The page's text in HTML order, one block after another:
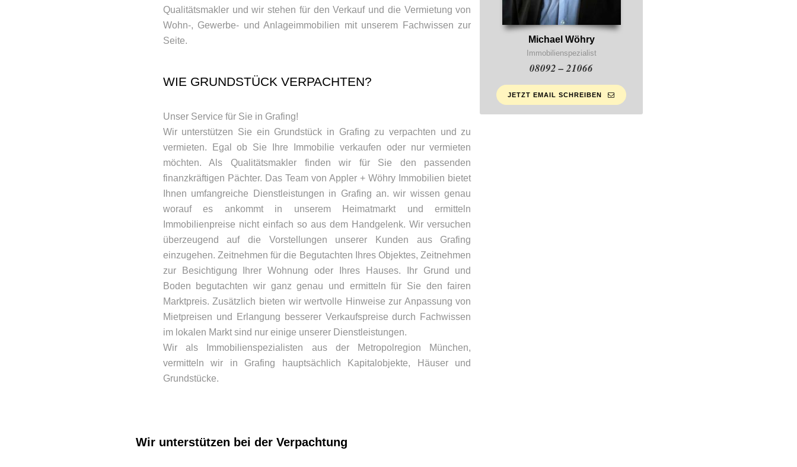
Qualitätsmakler und wir stehen für den Verkauf und die Vermietung von
Wohn-, Gewerbe- und Anlageimmobilien mit unserem Fachwissen zur
Seite.
WIE GRUNDSTÜCK VERPACHTEN?
Unser Service für Sie in Grafing!
Wir unterstützen Sie ein Grundstück in Grafing zu verpachten und zu
vermieten. Egal ob Sie Ihre Immobilie verkaufen oder nur vermieten
möchten. Als Qualitätsmakler finden wir für Sie den passenden
finanzkräftigen Pächter. Das Team von Appler + Wöhry Immobilien bietet
Ihnen umfangreiche Dienstleistungen in Grafing an. wir wissen genau
worauf es ankommt in unserem Heimatmarkt und ermitteln
Immobilienpreise nicht einfach so aus dem Handgelenk. Wir versuchen
überzeugend auf die Vorstellungen unserer Kunden aus Grafing
einzugehen. Zeitnehmen für die Begutachten Ihres Objektes, Zeitnehmen
zur Besichtigung Ihrer Wohnung oder Ihres Hauses. Ihr Grund und
Boden begutachten wir ganz genau und ermitteln für Sie den fairen
Marktpreis. Zusätzlich bieten wir wertvolle Hinweise zur Anpassung von
Mietpreisen und Erlangung besserer Verkaufspreise durch Fachwissen
im lokalen Markt sind nur einige unserer Dienstleistungen.
Wir als Immobilienspezialisten aus der Metropolregion München,
vermitteln wir in Grafing hauptsächlich Kapitalobjekte, Häuser und
Grundstücke.
Michael Wöhry
Immobilienspezialist
08092 – 21066
JETZT EMAIL SCHREIBEN
Wir unterstützen bei der Verpachtung